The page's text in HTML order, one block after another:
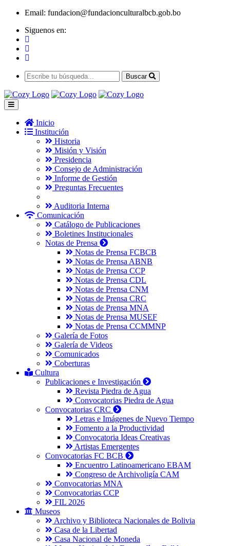
Email: fundacion@fundacionculturalbcb.gob.bo
Siguenos en:
Buscar
Inicio
Institución
Historia
Misión y Visión
Presidencia
Consejo de Administración
Informe de Gestión
Preguntas Frecuentes
Auditoria Interna
Comunicación
Catálogo de Publicaciones
Boletines Institucionales
Notas de Prensa
Notas de Prensa FCBCB
Notas de Prensa ABNB
Notas de Prensa CCP
Notas de Prensa CDL
Notas de Prensa CNM
Notas de Prensa CRC
Notas de Prensa MNA
Notas de Prensa MUSEF
Notas de Prensa CCMMNP
Galería de Fotos
Galería de Videos
Comunicados
Coberturas
Cultura
Publicaciones e Investigación
Revista Piedra de Agua
Convocatorias Piedra de Agua
Convocatorias CRC
Letras e Imágenes de Nuevo Tiempo
Fomento a la Productividad
Convocatoria Ideas Creativas
Artistas Emergentes
Convocatorias FC BCB
Encuentro Latinoamericano EBAM
Congreso de Archivoligía CAM
Convocatorias MNA
Convocatorias CCP
FIL 2026
Museos
Archivo y Biblioteca Nacionales de Bolivia
Casa de la Libertad
Casa Nacional de Moneda